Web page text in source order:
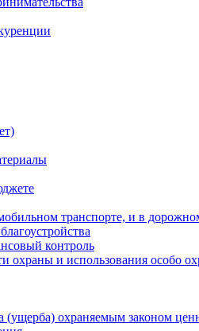
транспорте, и в
контроль
охраны и использования особо
(ущерба) охраняемым законом